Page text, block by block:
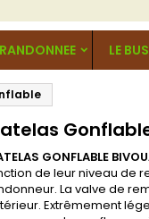
LE
GONFLABLE
de leur niveau de
La valve de
Extrêmement